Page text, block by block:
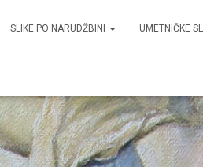
SLIKE PO NARUDŽBINI UMETNIČKE